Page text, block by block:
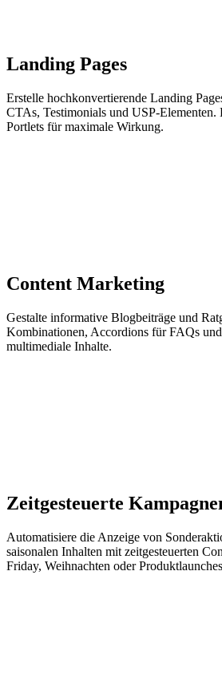
Landing Pages
Erstelle hochkonvertierende Landing
CTAs, Testimonials und USP-Elementen.
Portlets für maximale Wirkung.
Content Marketing
Gestalte informative Blogbeiträge und
Kombinationen, Accordions für FAQs
multimediale Inhalte.
Zeitgesteuerte
Automatisiere die Anzeige von
saisonalen Inhalten mit zeitgesteuerten
Friday, Weihnachten oder